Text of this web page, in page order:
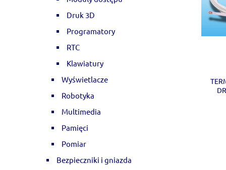
Druk 3D
Programatory
RTC
Klawiatury
Wyświetlacze
Robotyka
Multimedia
Pamięci
Pomiar
Bezpieczniki i gniazda